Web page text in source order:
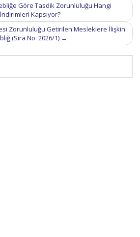
Göre Tasdik Zorunluluğu Hangi
İndirimleri Kapsıyor?
Zorunluluğu Getirilen Mesleklere İlişkin
(Sıra No: 2026/1) →